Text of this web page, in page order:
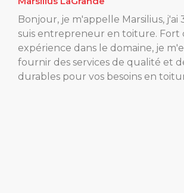
Bonjour, je m'appelle Marsilius, j'ai
suis entrepreneur en toiture. Fort
expérience dans le domaine, je
fournir des services de qualité et
durables pour vos besoins en